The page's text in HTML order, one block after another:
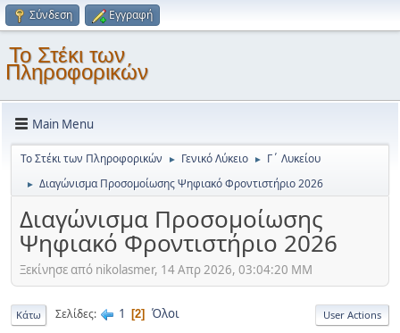
Σύνδεση Εγγραφή
Το Στέκι των
Πληροφορικών
Main Menu
Το Στέκι των Πληροφορικών ► Γενικό Λύκειο ► Γ΄ Λυκείου
► Διαγώνισμα Προσομοίωσης Ψηφιακό Φροντιστήριο 2026
Διαγώνισμα Προσομοίωσης
Ψηφιακό Φροντιστήριο 2026
Ξεκίνησε από nikolasmer, 14 Απρ 2026, 03:04:20 ΜΜ
Κάτω Σελίδες 1 2 Όλοι User Actions